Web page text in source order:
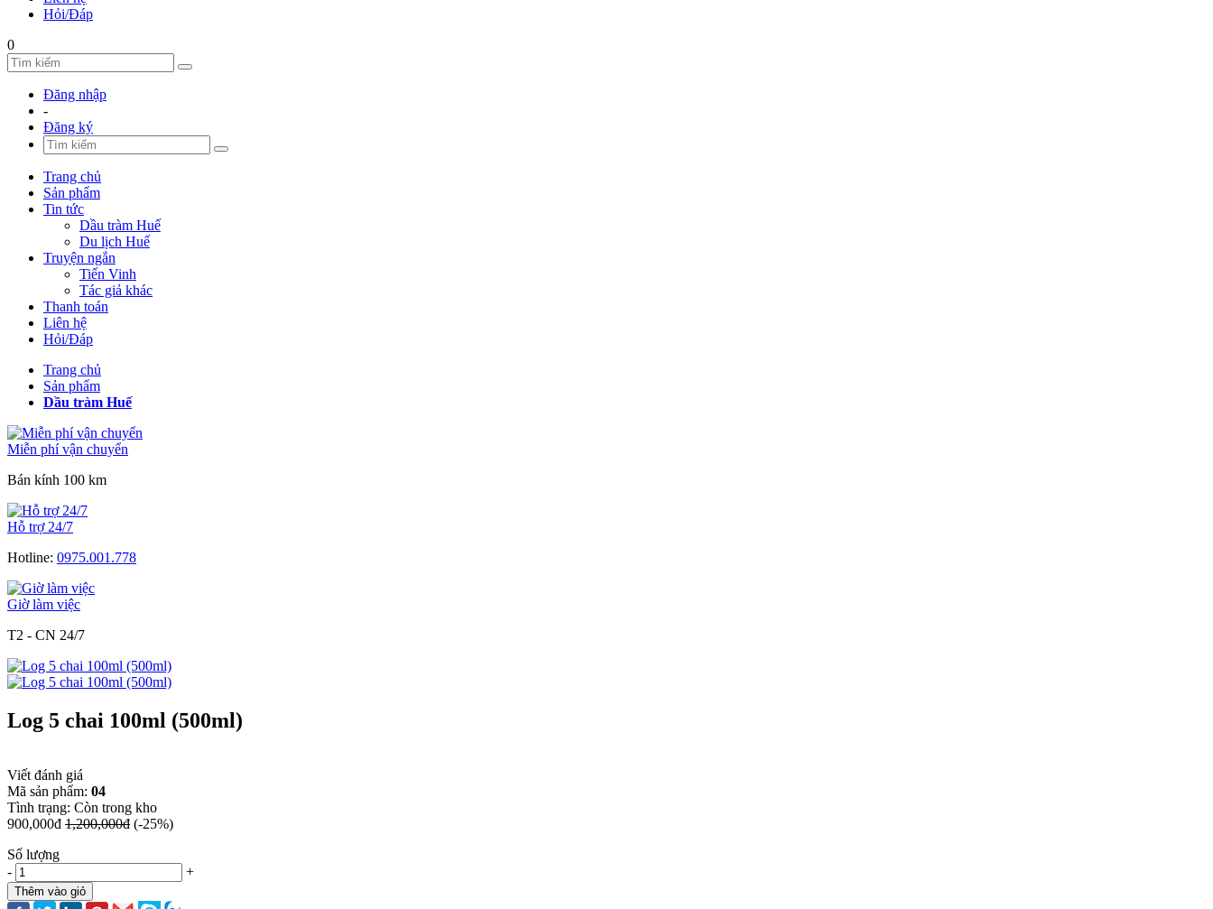
Hỏi/Đáp
0
Đăng nhập
-
Đăng ký
Trang chủ
Sản phẩm
Tin tức
Dầu tràm Huế
Du lịch Huế
Truyện ngắn
Tiến Vinh
Tác giả khác
Thanh toán
Liên hệ
Hỏi/Đáp
Trang chủ
Sản phẩm
Dầu tràm Huế
Miễn phí vận chuyển
Bán kính 100 km
Hỗ trợ 24/7
Hotline: 0975.001.778
Giờ làm việc
T2 - CN 24/7
Log 5 chai 100ml (500ml)
Viết đánh giá
Mã sản phẩm: 04
Tình trạng: Còn trong kho
900,000đ 1,200,000đ (-25%)
Số lượng
-
+
Thêm vào giỏ